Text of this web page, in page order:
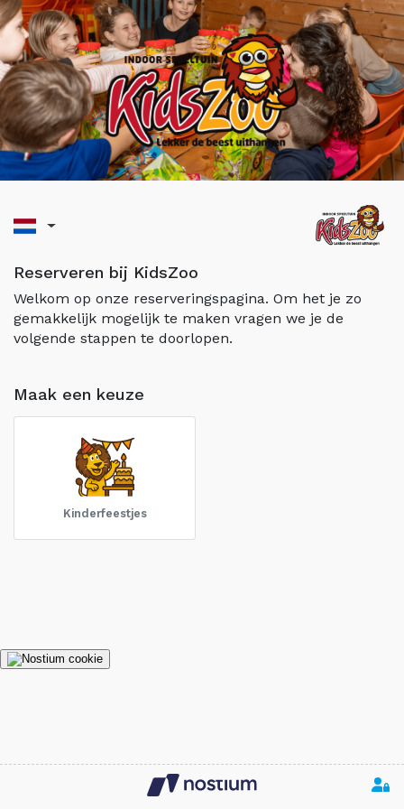
Reserveren bij KidsZoo
Welkom op onze reserveringspagina. Om het je zo
gemakkelijk mogelijk te maken vragen we je de
volgende stappen te doorlopen.
Maak een keuze
Kinderfeestjes